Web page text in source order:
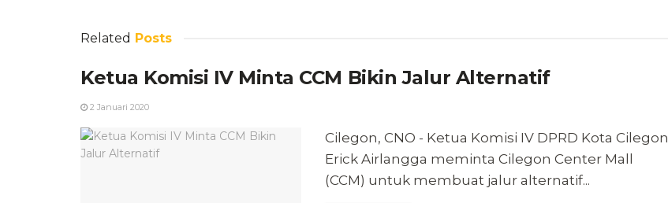
Related Posts
Ketua Komisi IV Minta CCM Bikin Jalur Alternatif
2 Januari 2020
Cilegon, CNO - Ketua Komisi IV DPRD Kota Cilegon
Erick Airlangga meminta Cilegon Center Mall
(CCM) untuk membuat jalur alternatif...